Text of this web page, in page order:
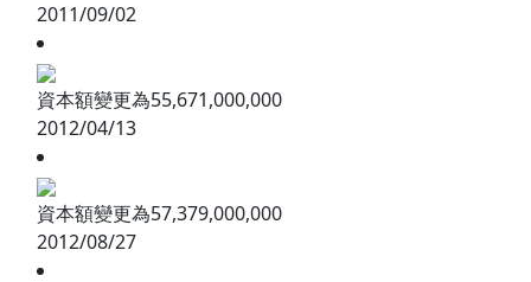
2011/09/02
資本額變更為55,671,000,000
2012/04/13
資本額變更為57,379,000,000
2012/08/27